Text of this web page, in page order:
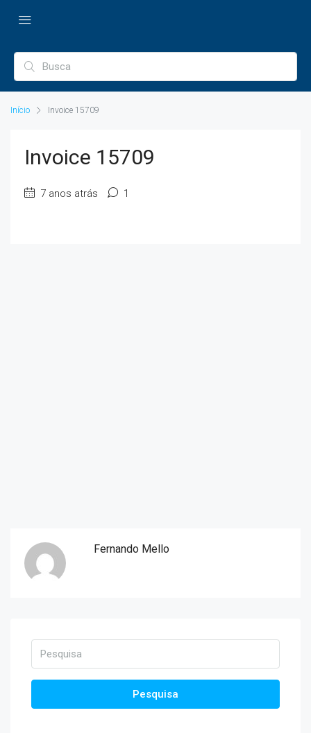
Início Invoice 15709
Invoice 15709
7 anos atrás 1
Fernando Mello
Pesquisa